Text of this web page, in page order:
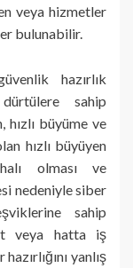
veya hizmetler
bulunabilir.
hazırlık
sahip
büyüme ve
hızlı büyüyen
olması ve
nedeniyle siber
sahip
veya hatta iş
yanlış